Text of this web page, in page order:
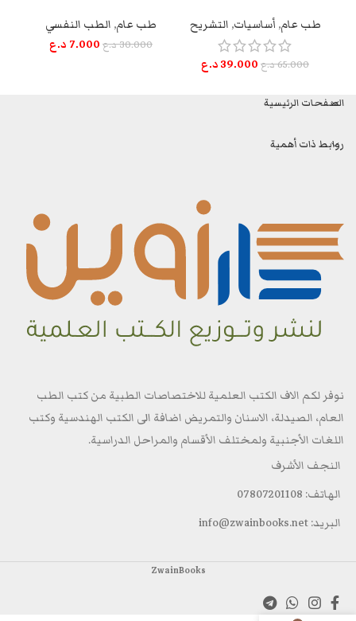
طب عام, أساسيات, التشريح
65.000د.ع 39.000د.ع
طب عام, الطب النفسي
30.000د.ع 7.000 د.ع
الصفحات الرئيسية
روابط ذات أهمية
نوفر لكم الاف الكتب العلمية للاختصاصات الطبية من كتب الطب
العام، الصيدلة، الاسنان والتمريض اضافة الى الكتب الهندسية وكتب
اللغات الأجنبية ولمختلف الأقسام والمراحل الدراسية.
النجف الأشرف
الهاتف: 07807201108
البريد: info@zwainbooks.net
ZwainBooks